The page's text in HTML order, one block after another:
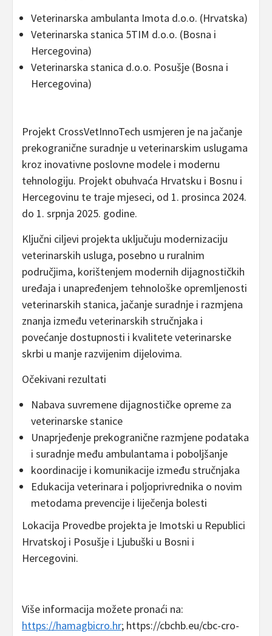
Veterinarska ambulanta Imota d.o.o. (Hrvatska)
Veterinarska stanica 5TIM d.o.o. (Bosna i
Hercegovina)
Veterinarska stanica d.o.o. Posušje (Bosna i
Hercegovina)
Projekt CrossVetInnoTech usmjeren je na jačanje
prekogranične suradnje u veterinarskim uslugama
kroz inovativne poslovne modele i modernu
tehnologiju. Projekt obuhvaća Hrvatsku i Bosnu i
Hercegovinu te traje mjeseci, od 1. prosinca 2024.
do 1. srpnja 2025. godine.
Ključni ciljevi projekta uključuju modernizaciju
veterinarskih usluga, posebno u ruralnim
područjima, korištenjem modernih dijagnostičkih
uređaja i unapređenjem tehnološke opremljenosti
veterinarskih stanica, jačanje suradnje i razmjena
znanja između veterinarskih stručnjaka i
povećanje dostupnosti i kvalitete veterinarske
skrbi u manje razvijenim dijelovima.
Očekivani rezultati
Nabava suvremene dijagnostičke opreme za
veterinarske stanice
Unaprjeđenje prekogranične razmjene podataka
i suradnje među ambulantama i poboljšanje
koordinacije i komunikacije između stručnjaka
Edukacija veterinara i poljoprivrednika o novim
metodama prevencije i liječenja bolesti
Lokacija Provedbe projekta je Imotski u Republici
Hrvatskoj i Posušje i Ljubuški u Bosni i
Hercegovini.
Više informacija možete pronaći na:
https://hamagbicro.hr; https://cbchb.eu/cbc-cro-